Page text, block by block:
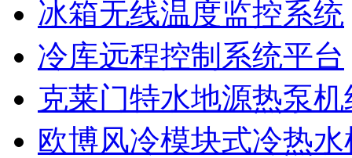
冰箱无线温度监控系统
冷库远程控制系统平台
克莱门特水地源热泵
欧博风冷模块式冷热水